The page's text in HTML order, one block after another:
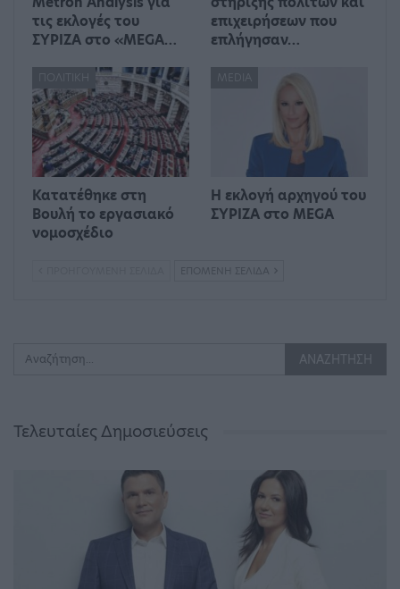
τις εκλογές του
ΣΥΡΙΖΑ στο «MEGA…
επιχειρήσεων που
επλήγησαν…
ΠΟΛΙΤΙΚΉ
Κατατέθηκε στη
Βουλή το εργασιακό
νομοσχέδιο
MEDIA
Η εκλογή αρχηγού του
ΣΥΡΙΖΑ στο MEGA
ΕΠΌΜΕΝΗ ΣΕΛΊΔΑ
Τελευταίες Δημοσιεύσεις